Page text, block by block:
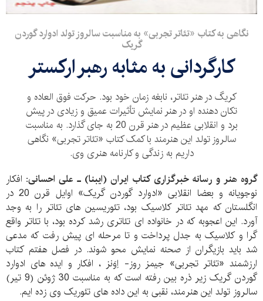
نگاهی به کتاب «تئاتر تجربی» به مناسبت سالروز تولد ادوارد گوردن
گریک
کارگردانی به مثابه رهبر ارکستر
کریگ در هنر تئاتر، نابغه زمان خود بود. حرکت فوق العاده و
تکان دهنده او در هنر نمایش تأثیرات عمیق و زیادی در پیش
برد و انقلابی عظیم در هنر قرن 20 به جای گذارد. به مناسبت
سالروز تولد این هنرمند با کمک کتاب «تئاتر تجربی» نگاهی
داریم به زندگی و کارنامه هنری وی.
گروه هنر و رسانه خبرگزاری کتاب ایران (ایبنا) ـ علی احسانی: افکار
نوجویانه و بعضا انقلابی «ادوارد گوردن گریک» اوایل قرن 20 در
انگلستان که مهد تئاتر کلاسیک بود، تئوریسین های تئاتر را به وجد
آورد. این اعجوبه که در خانواده ای تئاتری رشد کرده بود، با تئاتر واقع
گرا و کلاسیک به جدل پرداخت و تا مرحله ای پیش رفت که مدعی
شد باید بازیگران از صحنه نمایش محو شوند. در فصل هفتم کتاب
ارزشمند «تئاتر تجربی» جیمز روز- اِوَنز ، افکار و ایده های ادوارد
گوردن گریک زیر ذره بین رفته است که به مناسبت 30 ژوئن (9 تیر)
سالروز تولد این هنرمند، نقبی به این داده های تئوریک وی زده ایم.